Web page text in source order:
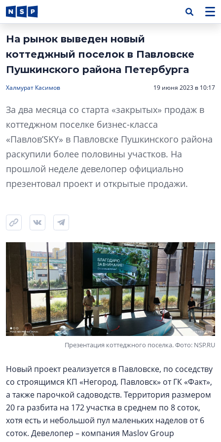
На рынок выведен новый
коттеджный поселок в Павловске
Пушкинского района Петербурга
Халмурат Касимов 19 июня 2023 в 10:17
За два месяца со старта «закрытых» продаж в
коттеджном поселке бизнес-класса
«Павлов’SKY» в Павловске Пушкинского района
раскупили более половины участков. На
прошлой неделе девелопер официально
презентовал проект и открытые продажи.
Презентация коттеджного поселка. Фото: NSP.RU
Новый проект реализуется в Павловске, по соседству
со строящимся КП «Негород. Павловск» от ГК «Факт»,
а также парочкой садоводств. Территория размером
20 га разбита на 172 участка в среднем по 8 соток,
хотя есть и небольшой пул маленьких наделов от 6
соток. Девелопер – компания Maslov Group